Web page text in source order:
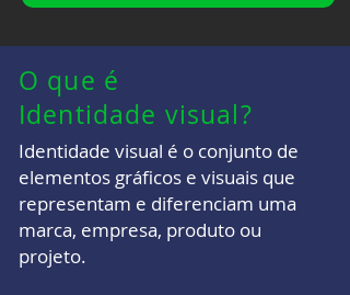
O que é
Identidade visual?
Identidade visual é o conjunto de
elementos gráficos e visuais que
representam e diferenciam uma
marca, empresa, produto ou
projeto.